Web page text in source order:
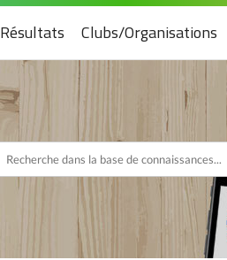
Résultats Clubs/Organisations